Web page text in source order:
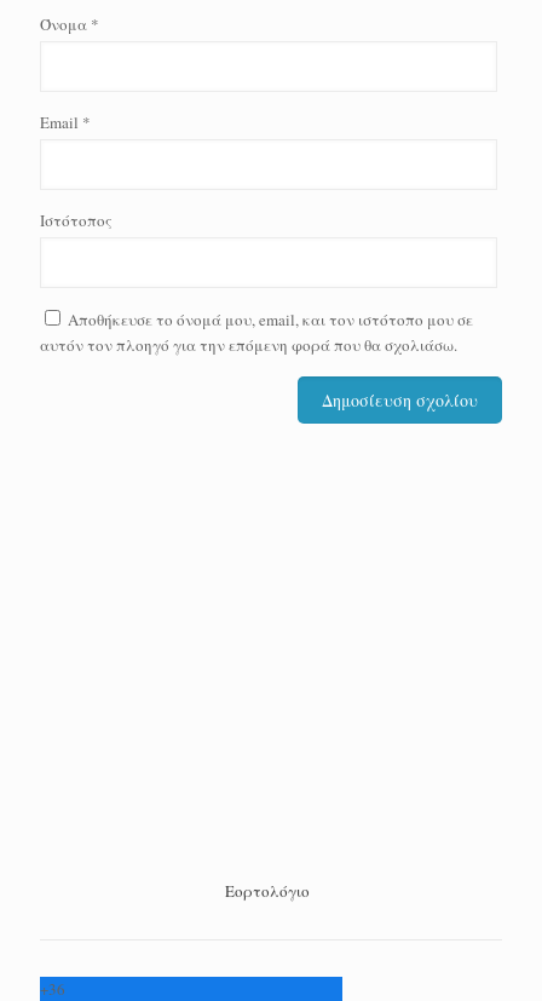
Όνομα *
Email *
Ιστότοπος
Αποθήκευσε το όνομά μου, email, και τον ιστότοπο μου σε
αυτόν τον πλοηγό για την επόμενη φορά που θα σχολιάσω.
Εορτολόγιο
+36